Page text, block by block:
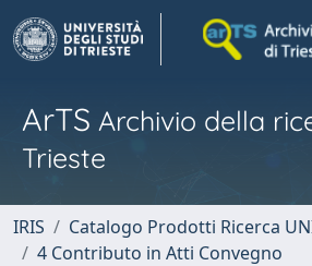
ArTS Archivio della
Trieste
IRIS
Catalogo Prodotti Ricerca
4 Contributo in Atti Convegno